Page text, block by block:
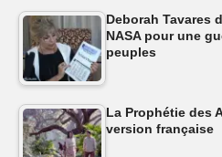
Deborah Tavares
NASA pour une
peuples
La Prophétie des
version française